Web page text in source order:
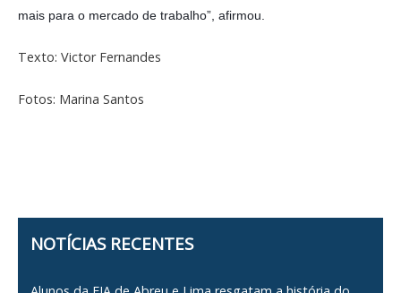
mais para o mercado de trabalho”, afirmou.
Texto: Victor Fernandes
Fotos: Marina Santos
NOTÍCIAS RECENTES